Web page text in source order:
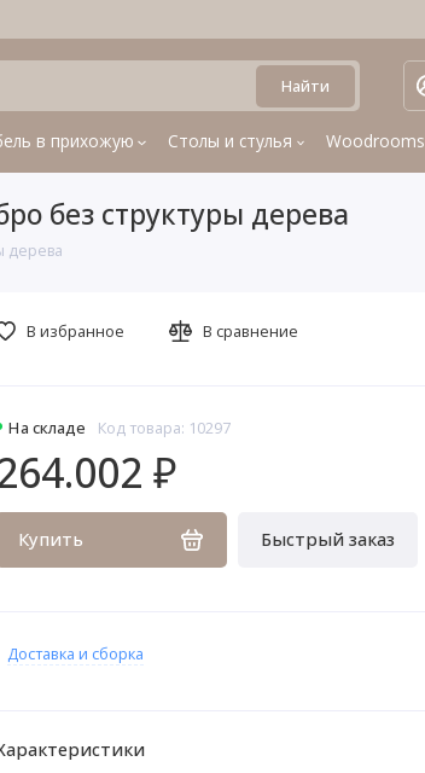
Найти
в прихожую Столы и стулья Woodrooms
без структуры дерева
дерева
На складе Код товара: 10297
₽
Купить Быстрый заказ
В избранное В сравнение
Доставка и сборка